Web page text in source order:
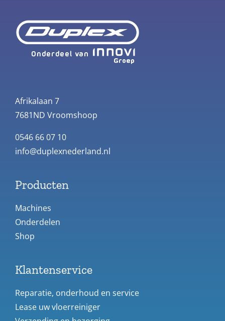
Afrikalaan 7
7681ND Vroomshoop
0546 66 07 10
info@duplexnederland.nl
Producten
Machines
Onderdelen
Shop
Klantenservice
Reparatie, onderhoud en service
Lease uw vloerreiniger